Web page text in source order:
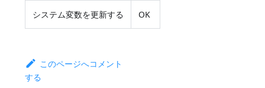
システム変数を更新する OK
このページへコメント
する